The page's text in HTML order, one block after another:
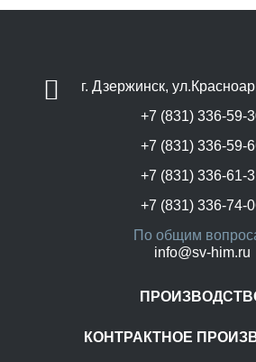
г. Дзержинск,
+7 (831) 336-59-
+7 (831) 336-59-
+7 (831) 336-61-
+7 (831) 336-74-
По общим
info@sv-him.ru
КОНТРАКТНОЕ